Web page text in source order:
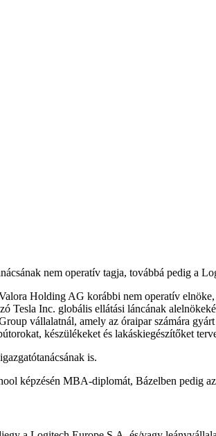
nem operatív tagja, továbbá pedig a
Holding AG korábbi nem operatív
Tesla Inc. globális ellátási láncának
vállalatnál, amely az óraipar számára
készülékeket és lakáskiegészítőket
is.
képzésén MBA-diplomát, Bázelben pedig